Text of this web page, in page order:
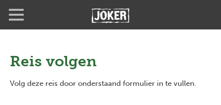
gaanReis volgen
Volg deze reis door onderstaand formulier in te vullen.